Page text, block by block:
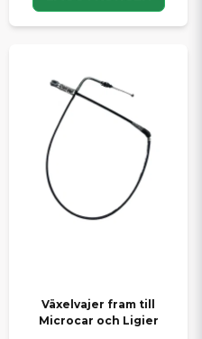
Växelvajer fram till
Microcar och Ligier